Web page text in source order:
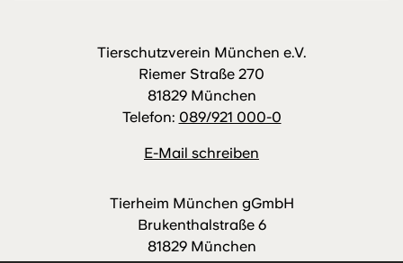
Tierschutzverein München e.V.
Riemer Straße 270
81829 München
Telefon: 089/921 000-0
E-Mail schreiben
Tierheim München gGmbH
Brukenthalstraße 6
81829 München